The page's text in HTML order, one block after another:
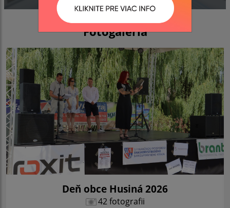
Fotogaléria
Deň obce Husiná 2026
42 fotografii